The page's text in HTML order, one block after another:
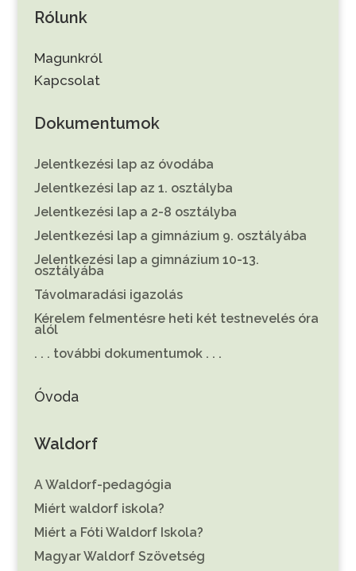
Rólunk
Magunkról
Kapcsolat
Dokumentumok
Jelentkezési lap az óvodába
Jelentkezési lap az 1. osztályba
Jelentkezési lap a 2-8 osztályba
Jelentkezési lap a gimnázium 9. osztályába
Jelentkezési lap a gimnázium 10-13.
osztályába
Távolmaradási igazolás
Kérelem felmentésre heti két testnevelés óra
alól
. . . további dokumentumok . . .
Óvoda
Waldorf
A Waldorf-pedagógia
Miért waldorf iskola?
Miért a Fóti Waldorf Iskola?
Magyar Waldorf Szövetség